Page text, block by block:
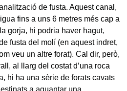
de fusta. Aquest canal,
fins a uns 6 metres més cap a
gorja, hi podria haver hagut,
fusta del molí (en aquest indret,
veu un altre forat). Cal dir, però,
al llarg del costat d’una roca
hi ha una sèrie de forats cavats
a aguantar una